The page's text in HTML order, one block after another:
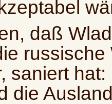
daß
saniert
die